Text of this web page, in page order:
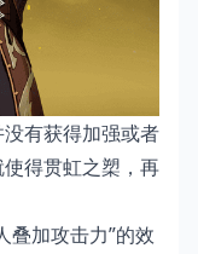
有获得加强或者
得贯虹之槊，再
叠加攻击力”的效